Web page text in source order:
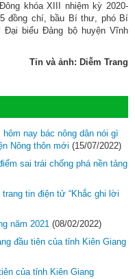
khóa XIII nhiệm kỳ 2020-
đồng chí, bầu Bí thư, phó Bí
biểu Đảng bộ huyện Vĩnh
Tin và ảnh: Diễm Trang
nay bác nông dân nói gì
Nông thôn mới (15/07/2022)
sai trái chống phá nền tảng
tin điện tử “Khắc ghi lời
năm 2021 (08/02/2022)
đầu tiên của tỉnh Kiên Giang
của tỉnh Kiên Giang